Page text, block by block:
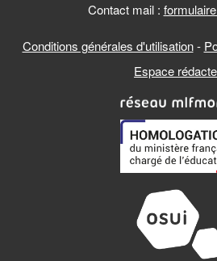
Contact mail :
Conditions générales d'utilisation-
Espace